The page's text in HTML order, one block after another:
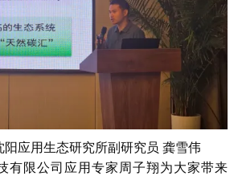
阳应用生态研究所副研究员 龚雪伟
有限公司应用专家周子翔为大家带来